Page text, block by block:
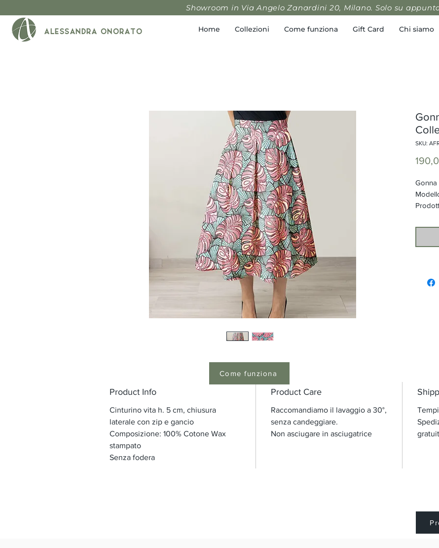
ALESSANDRA ONORATO
Showroom in Via Angelo Zanardini 20, Milano. Solo su
Home Collezioni Come funziona Gift Card Chi siamo
SKU:
Gonna
Product Info
Cinturino vita h. 5 cm, chiusura
laterale con zip e gancio
Composizione: 100% Cotone Wax
stampato
Senza fodera
Product Care
Raccomandiamo il lavaggio a 30°,
senza candeggiare.
Non asciugare in asciugatrice
Come funziona